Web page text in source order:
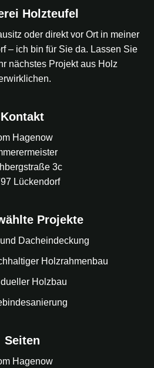
Holzteufel
oder direkt vor Ort in meiner
– ich bin für Sie da. Lassen Sie
nächstes Projekt aus Holz
Kontakt
Hagenow
3c
Lückendorf
Projekte
Dacheindeckung
Holzrahmenbau
Holzbau
Seiten
Hagenow